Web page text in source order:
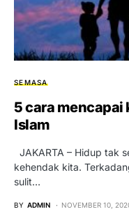
SEMASA
5 cara mencapai
Islam
JAKARTA – Hidup tak
kehendak kita.
sulit…
BY ADMIN NOVEMBER 10,